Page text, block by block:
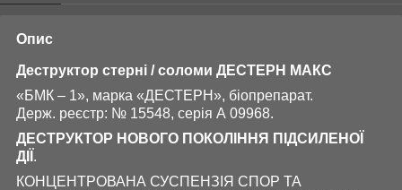
Опис
Деструктор стерні / соломи ДЕСТЕРН МАКС
«БМК – 1», марка «ДЕСТЕРН», біопрепарат.
Держ. реєстр: № 15548, серія А 09968.
ДЕСТРУКТОР НОВОГО ПОКОЛІННЯ ПІДСИЛЕНОЇ
ДІЇ .
КОНЦЕНТРОВАНА СУСПЕНЗІЯ СПОР ТА